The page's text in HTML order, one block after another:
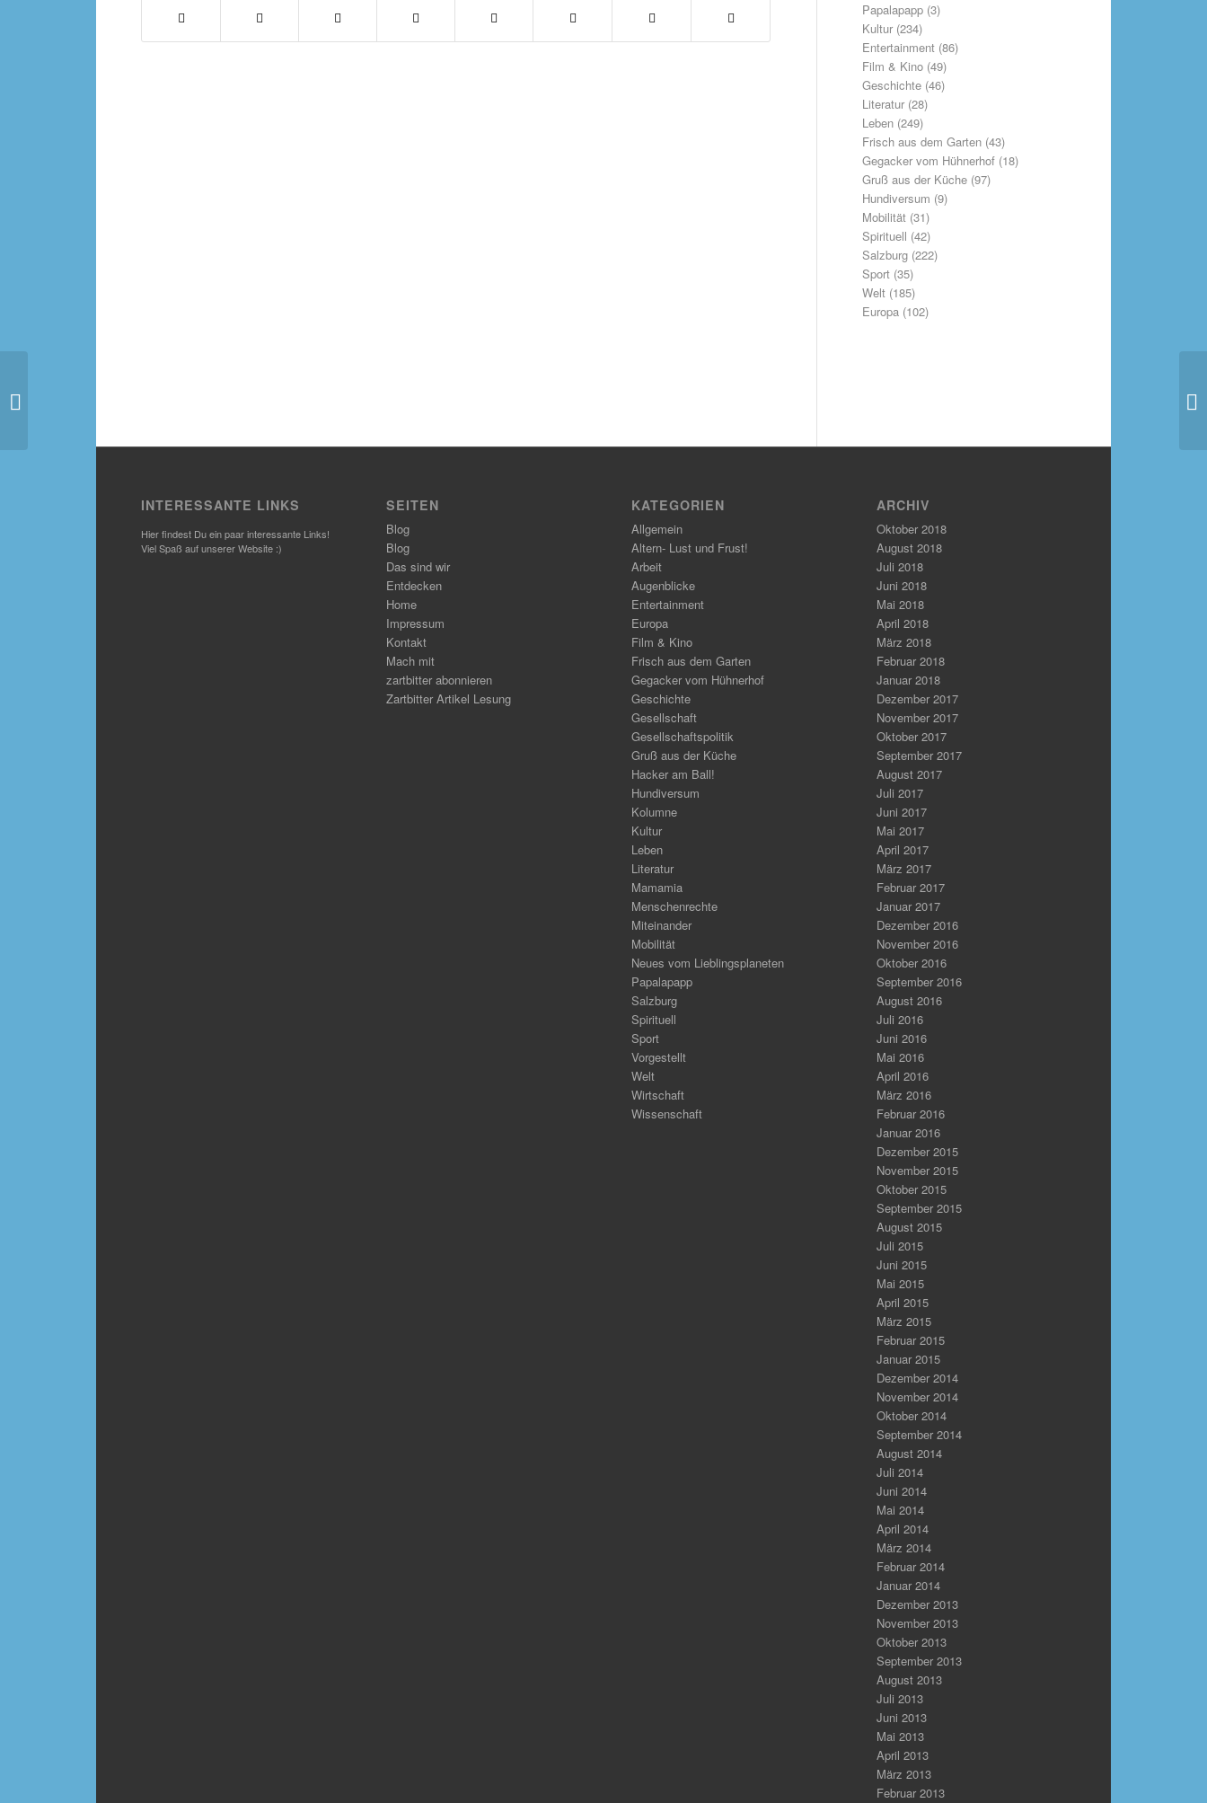
Papalapapp(3)
Kultur(234)
Entertainment(86)
Film & Kino(49)
Geschichte(46)
Literatur(28)
Leben(249)
Frisch aus dem Garten(43)
Gegacker vom Hühnerhof(18)
Gruß aus der Küche(97)
Hundiversum (9)
Mobilität(31)
Spirituell (42)
Salzburg(222)
Sport(35)
Welt(185)
Europa(102)
INTERESSANTE LINKS
Hier findest Du ein paar interessante Links!
Viel Spaß auf unserer Website :)
SEITEN
Blog
Blog
Das sind wir
Entdecken
Home
Impressum
Kontakt
Mach mit
zartbitter abonnieren
Zartbitter Artikel Lesung
KATEGORIEN
Allgemein
Altern- Lust und Frust!
Arbeit
Augenblicke
Entertainment
Europa
Film & Kino
Frisch aus dem Garten
Gegacker vom Hühnerhof
Geschichte
Gesellschaft
Gesellschaftspolitik
Gruß aus der Küche
Hacker am Ball!
Hundiversum
Kolumne
Kultur
Leben
Literatur
Mamamia
Menschenrechte
Miteinander
Mobilität
Neues vom Lieblingsplaneten
Papalapapp
Salzburg
Spirituell
Sport
Vorgestellt
Welt
Wirtschaft
Wissenschaft
ARCHIV
Oktober 2018
August 2018
Juli 2018
Juni 2018
Mai 2018
April 2018
März 2018
Februar 2018
Januar 2018
Dezember 2017
November 2017
Oktober 2017
September 2017
August 2017
Juli 2017
Juni 2017
Mai 2017
April 2017
März 2017
Februar 2017
Januar 2017
Dezember 2016
November 2016
Oktober 2016
September 2016
August 2016
Juli 2016
Juni 2016
Mai 2016
April 2016
März 2016
Februar 2016
Januar 2016
Dezember 2015
November 2015
Oktober 2015
September 2015
August 2015
Juli 2015
Juni 2015
Mai 2015
April 2015
März 2015
Februar 2015
Januar 2015
Dezember 2014
November 2014
Oktober 2014
September 2014
August 2014
Juli 2014
Juni 2014
Mai 2014
April 2014
März 2014
Februar 2014
Januar 2014
Dezember 2013
November 2013
Oktober 2013
September 2013
August 2013
Juli 2013
Juni 2013
Mai 2013
April 2013
März 2013
Februar 2013